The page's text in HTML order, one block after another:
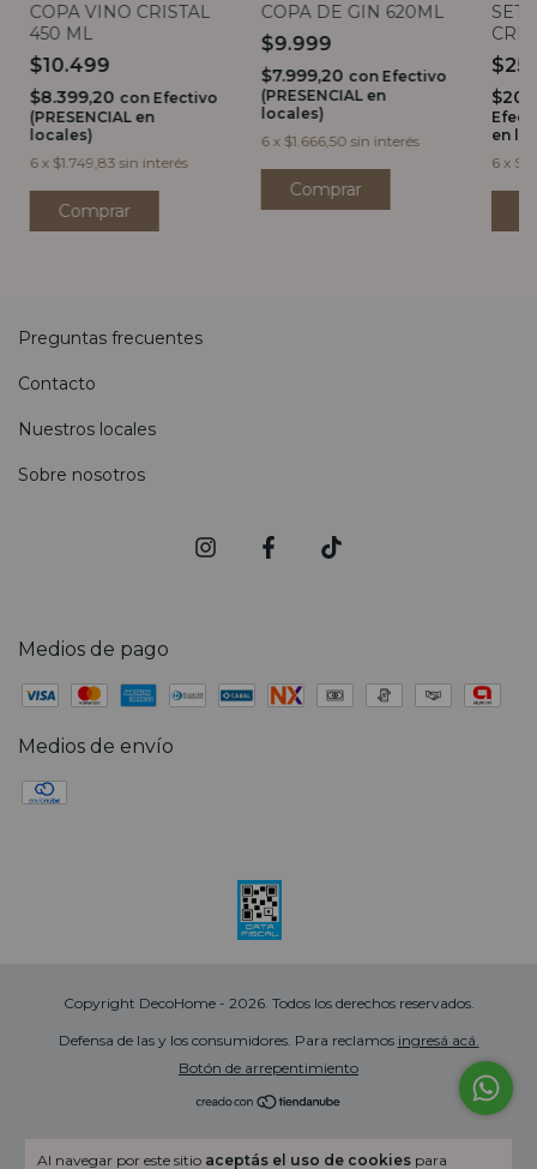
Al navegar por este sitio aceptás el uso de cookies para
COPA VINO CRISTAL
450 ML
$10.499
$8.399,20 con Efectivo
(PRESENCIAL en
locales)
6 x $1.749,83 sin interés
COPA DE GIN 620ML
$9.999
$7.999,20 con Efectivo
(PRESENCIAL en
locales)
6 x $1.666,50 sin interés
SET
en
6 x
Preguntas frecuentes
Contacto
Nuestros locales
Sobre nosotros
Medios de pago
Medios de envío
Copyright DecoHome - 2026. Todos los derechos reservados.
Defensa de las y los consumidores. Para reclamos ingresá acá.
Botón de arrepentimiento